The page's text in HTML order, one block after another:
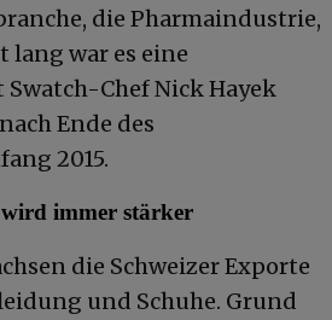
die Pharmaindustrie,
lang war es eine
Swatch-Chef Nick Hayek
Ende des
2015.
immer stärker
die Schweizer Exporte
und Schuhe. Grund